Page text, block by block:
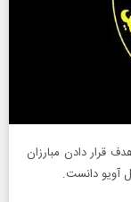
قرار دادن مبارزان
آویو دانست.